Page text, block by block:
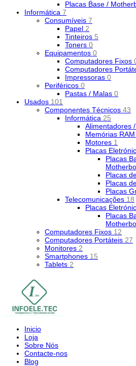
Placas Base /
Informática 7
Consumíveis 7
Papel 2
Tinteiros 5
Toners 0
Equipamentos 0
Computadores Fixos
Computadores
Impressoras 0
Periféricos 0
Pastas / Malas 0
Usados 101
Componentes Técnicos 43
Informática 25
Alimentadores
Memórias RAM
Motores 1
Placas
Placas
Placas
Placas
Placas
Telecomunicações 18
Placas
Placas
Computadores Fixos 12
Computadores Portáteis 27
Monitores 2
Smartphones 15
Tablets 2
Inicio
Loja
Sobre Nós
Contacte-nos
Blog